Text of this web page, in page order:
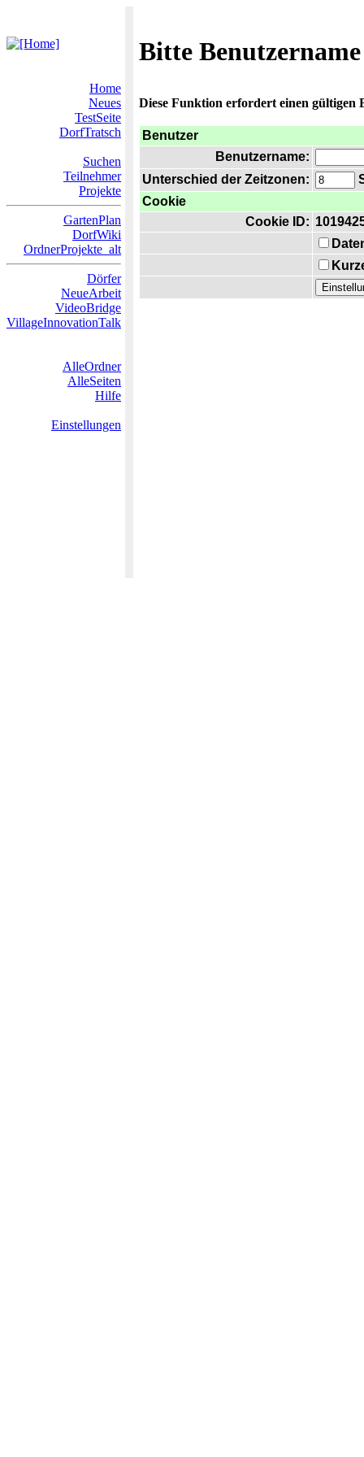
Bitte
Home
Neues
TestSeite
DorfTratsch
Suchen
Teilnehmer
Projekte
GartenPlan
DorfWiki
OrdnerProjekte_alt
Dörfer
NeueArbeit
VideoBridge
VillageInnovationTalk
AlleOrdner
AlleSeiten
Hilfe
Einstellungen
Diese Funktion erfordert einen gültigen
Benutzer
Benutzername:
Unterschied der Zeitzonen:
Cookie
Cookie ID: